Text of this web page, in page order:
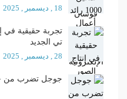
18 , ديسمبر , 2025
تجربة حقيقية في
تي الجديد
28 , ديسمبر , 2025
جوجل تضرب من